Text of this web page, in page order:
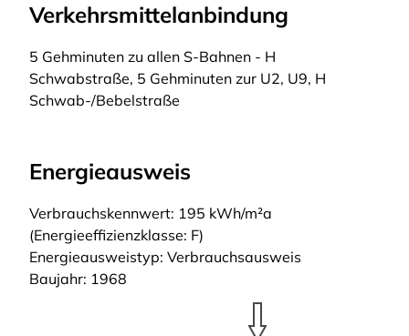
Verkehrsmittelanbindung
5 Gehminuten zu allen S-Bahnen - H
Schwabstraße, 5 Gehminuten zur U2, U9, H
Schwab-/Bebelstraße
Energieausweis
Verbrauchskennwert: 195 kWh/m²a
(Energieeffizienzklasse: F)
Energieausweistyp: Verbrauchsausweis
Baujahr: 1968